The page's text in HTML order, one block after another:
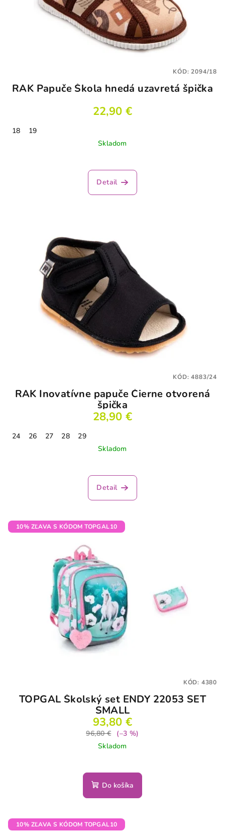
RAK Papuče Škola hnedá uzavretá špička
22,90 €
18
19
Skladom
Detail
KÓD:2094/18
RAK Inovatívne papuče Čierne otvorená
špička
28,90 €
24 26 27 28
29
Skladom
Detail
KÓD:4883/24
10% ZĽAVA S KÓDOM TOPGAL10
TOPGAL Školský set ENDY 22053 SET
SMALL
93,80 €
96,80 €
(–3 %)
Skladom
Do košíka
KÓD: 4380
10% ZĽAVA S KÓDOM TOPGAL10